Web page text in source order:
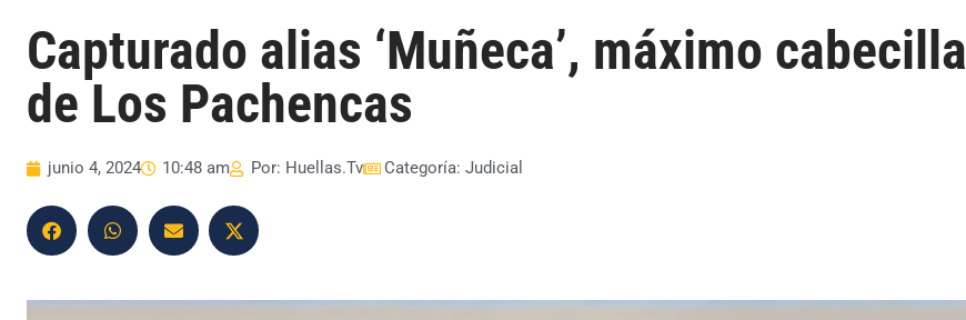
Capturado alias ‘Muñeca’, máximo cabecilla
de Los Pachencas
junio 4, 2024 10:48 am Por: Huellas.Tv Categoría: Judicial